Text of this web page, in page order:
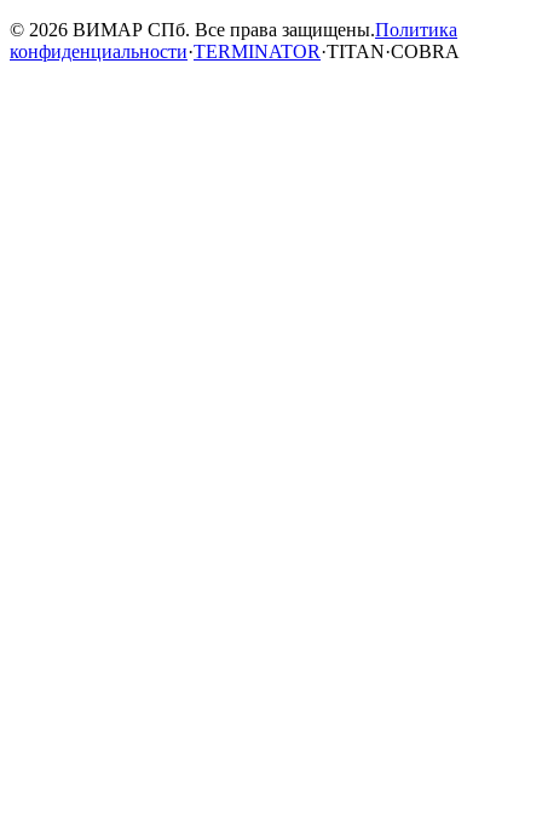
© 2026 ВИМАР СПб. Все права защищены.Политика
конфиденциальности·TERMINATOR·TITAN·COBRA